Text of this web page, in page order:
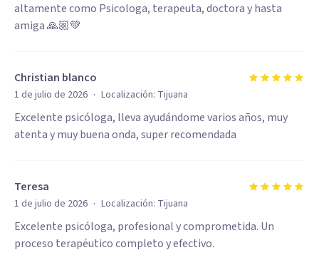
altamente como Psicologa, terapeuta, doctora y hasta
amiga 🙏🏼💚
Christian blanco
1 de julio de 2026 · Localización: Tijuana
Excelente psicóloga, lleva ayudándome varios años, muy
atenta y muy buena onda, super recomendada
Teresa
1 de julio de 2026 · Localización: Tijuana
Excelente psicóloga, profesional y comprometida. Un
proceso terapéutico completo y efectivo.